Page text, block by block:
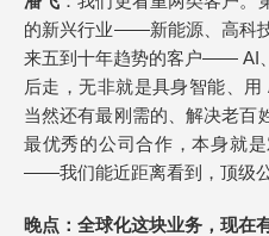
的新兴行业——新能源、高科
来五到十年趋势的客户—— AI
后走，无非就是具身智能、用
当然还有最刚需的、解决老百
最优秀的公司合作，本身就
——我们能近距离看到，顶级
晚点 ：全球化这块业务，现在